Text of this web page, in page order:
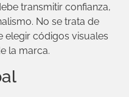
transmitir confianza,
No se trata de
elegir códigos visuales
la marca.